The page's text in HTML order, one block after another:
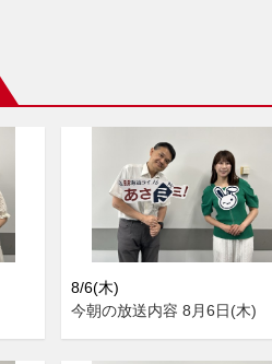
8/6(木)
今朝の放送内容 8月6日(木)